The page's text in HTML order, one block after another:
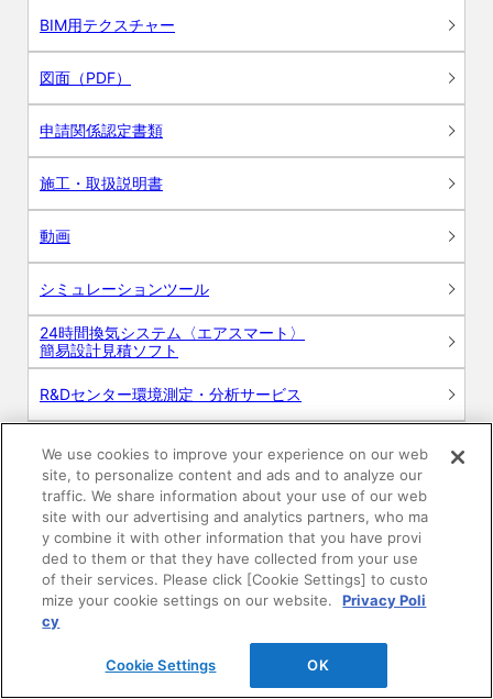
BIM用テクスチャー
図面（PDF）
申請関係認定書類
施工・取扱説明書
動画
シミュレーションツール
24時間換気システム〈エアスマート〉
簡易設計見積ソフト
R&Dセンター環境測定・分析サービス
商品マスター申し込み
電子公告 このWEBサイトについて
プライバシーポリシー
We use cookies to improve your experience on our web
site, to personalize content and ads and to analyze our
traffic. We share information about your use of our web
site with our advertising and analytics partners, who ma
y combine it with other information that you have provi
ded to them or that they have collected from your use
of their services. Please click [Cookie Settings] to custo
mize your cookie settings on our website.
Privacy Poli
cy
Cookie Settings OK